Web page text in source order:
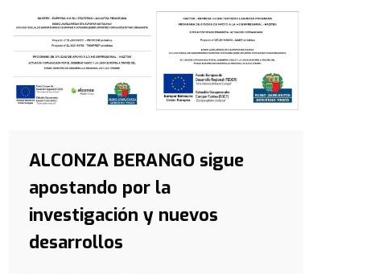
ALCONZA BERANGO sigue
apostando por la
investigación y nuevos
desarrollos